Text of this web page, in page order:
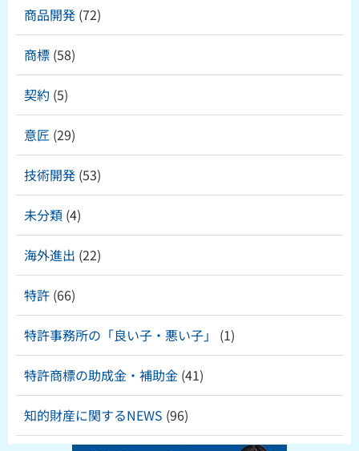
商品開発 (72)
商標 (58)
契約 (5)
意匠 (29)
技術開発 (53)
未分類 (4)
海外進出 (22)
特許 (66)
特許事務所の「良い子・悪い子」 (1)
特許商標の助成金・補助金 (41)
知的財産に関するNEWS (96)